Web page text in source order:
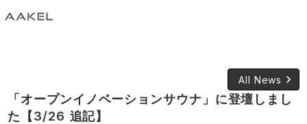
All News keyboard_arrow_right
「オープンイノベーションサウナ」に登壇しまし
た【3/26 追記】